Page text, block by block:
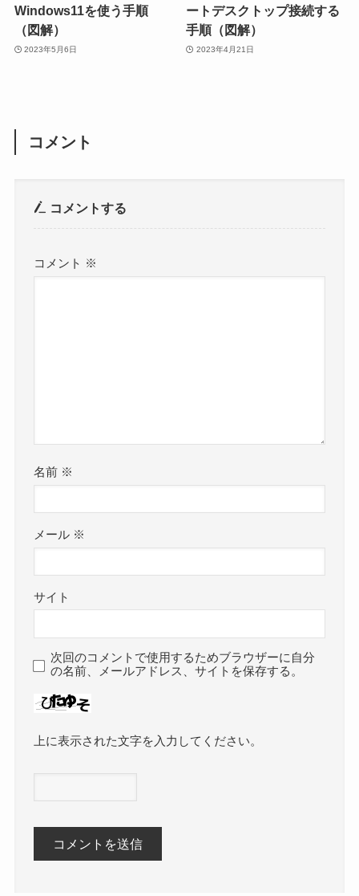
Windows11を使う手順
（図解）
2023年5月6日
ートデスクトップ接続する
手順（図解）
2023年4月21日
コメント
コメントする
コメント ※
名前 ※
メール ※
サイト
次回のコメントで使用するためブラウザーに自分
の名前、メールアドレス、サイトを保存する。
上に表示された文字を入力してください。